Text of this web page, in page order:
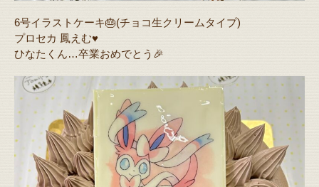
6号イラストケーキ🎂(チョコ生クリームタイプ)
プロセカ 鳳えむ♥️
ひなたくん…卒業おめでとう🎉